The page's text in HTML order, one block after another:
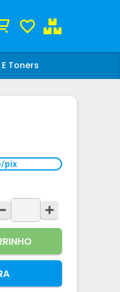
Toners
pix